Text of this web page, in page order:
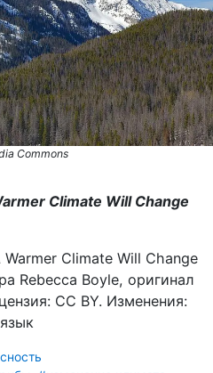
Commons
Climate Will Change
Warmer Climate Will Change
Rebecca Boyle, оригинал
CC BY. Изменения:
язык